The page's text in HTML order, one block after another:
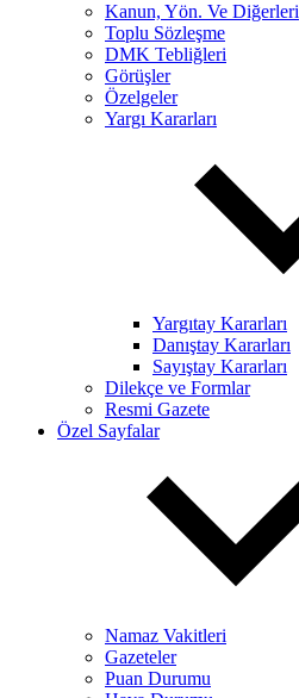
Kanun, Yön. Ve Diğerleri
Toplu Sözleşme
DMK Tebliğleri
Görüşler
Özelgeler
Yargı Kararları
Yargıtay Kararları
Danıştay Kararları
Sayıştay Kararları
Dilekçe ve Formlar
Resmi Gazete
Özel Sayfalar
Namaz Vakitleri
Gazeteler
Puan Durumu